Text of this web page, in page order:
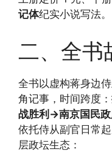
记体纪实小说写法。
二、全书
全书以虚构蒋身边
角记事，时间跨度：
战胜利→南京国民
依托侍从副官日常
层政坛生态：